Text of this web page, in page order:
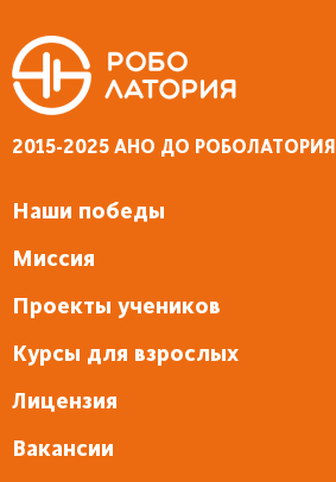
2015-2025 АНО ДО РОБОЛАТОРИЯ
Наши победы
Миссия
Проекты учеников
Курсы для взрослых
Лицензия
Вакансии